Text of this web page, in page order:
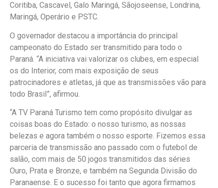
Coritiba, Cascavel, Galo Maringá, Sãojoseense, Londrina,
Maringá, Operário e PSTC.
O governador destacou a importância do principal
campeonato do Estado ser transmitido para todo o
Paraná. “A iniciativa vai valorizar os clubes, em especial
os do Interior, com mais exposição de seus
patrocinadores e atletas, já que as transmissões vão para
todo Brasil”, afirmou.
“A TV Paraná Turismo tem como propósito divulgar as
coisas boas do Estado: o nosso turismo, as nossas
belezas e agora também o nosso esporte. Fizemos essa
parceria de transmissão ano passado com o futebol de
salão, com mais de 50 jogos transmitidos das séries
Ouro, Prata e Bronze, e também na Segunda Divisão do
Paranaense. E o sucesso foi tanto que agora firmamos